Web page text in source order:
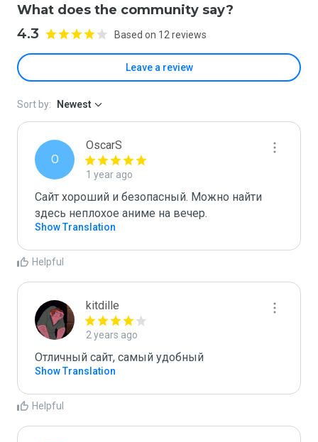
What does the community say?
4.3 Based on 12 reviews
Leave a review
Sort by: Newest
О
ОscarS
1 year ago
Сайт хороший и безопасный. Можно найти
здесь неплохое аниме на вечер.
Show Translation
Helpful
kitdille
2 years ago
Отличный сайт, самый удобный
Show Translation
Helpful